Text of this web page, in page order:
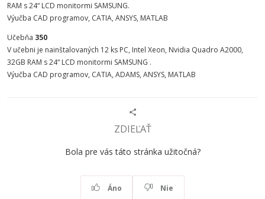
RAM s 24“ LCD monitormi SAMSUNG.
Výučba CAD programov, CATIA, ANSYS, MATLAB
Učebňa 350
V učebni je nainštalovaných 12 ks PC, Intel Xeon, Nvidia Quadro A2000,
32GB RAM s 24“ LCD monitormi SAMSUNG .
Výučba CAD programov, CATIA, ADAMS, ANSYS, MATLAB
ZDIEĽAŤ
Bola pre vás táto stránka užitočná?
Áno Nie